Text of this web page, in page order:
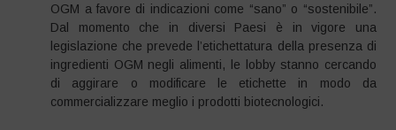
OGM a favore di indicazioni come “sano” o “sostenibile”.
Dal momento che in diversi Paesi è in vigore una
legislazione che prevede l’etichettatura della presenza di
ingredienti OGM negli alimenti, le lobby stanno cercando
di aggirare o modificare le etichette in modo da
commercializzare meglio i prodotti biotecnologici.